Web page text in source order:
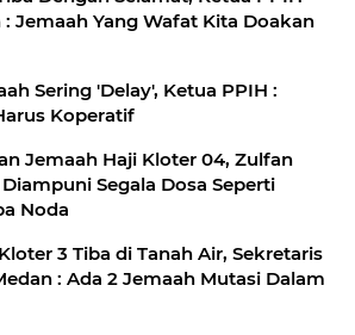
Sering 'Delay', Ketua PPIH :
Koperatif
Jemaah Haji Kloter 04, Zulfan
Segala Dosa Seperti
Noda
3 Tiba di Tanah Air, Sekretaris
: Ada 2 Jemaah Mutasi Dalam